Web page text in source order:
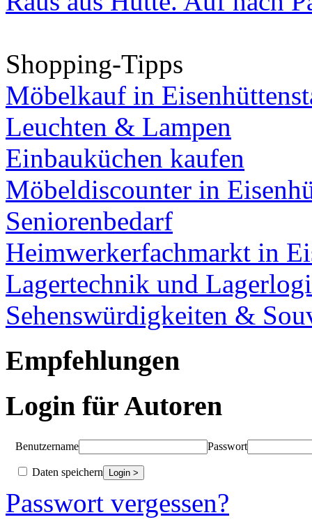
Shopping-Tipps
Möbelkauf in
Leuchten & Lampen
Einbauküchen kaufen
Möbeldiscounter in
Seniorenbedarf
Heimwerkerfachmarkt in
Lagertechnik und
Sehenswürdigkeiten &
Empfehlungen
Login für Autoren
Benutzername Passwort
Daten speichern
Passwort vergessen?